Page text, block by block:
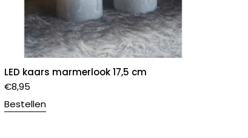
LED kaars marmerlook 17,5 cm
€8,95
Bestellen